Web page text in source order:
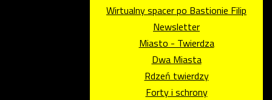
Wirtualny spacer po Bastionie Filip
Newsletter
Miasto - Twierdza
Dwa Miasta
Rdzeń twierdzy
Forty i schrony